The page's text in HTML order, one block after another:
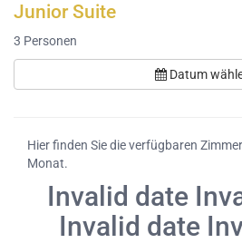
Junior Suite
3 Personen
Datum
Hier finden Sie die verfügbaren
Monat.
Invalid date
Invalid date